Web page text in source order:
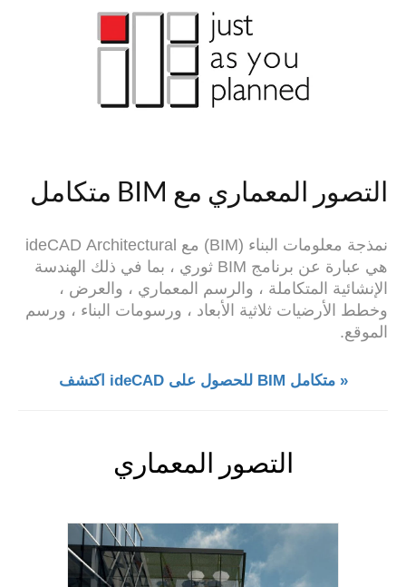
التصور المعماري مع BIM متكامل
نمذجة معلومات البناء (BIM) مع ideCAD Architectural
هي عبارة عن برنامج BIM ثوري ، بما في ذلك الهندسة
الإنشائية المتكاملة ، والرسم المعماري ، والعرض ،
وخطط الأرضيات ثلاثية الأبعاد ، ورسومات البناء ، ورسم
الموقع.
اكتشف ideCAD للحصول على BIM متكامل »
التصور المعماري